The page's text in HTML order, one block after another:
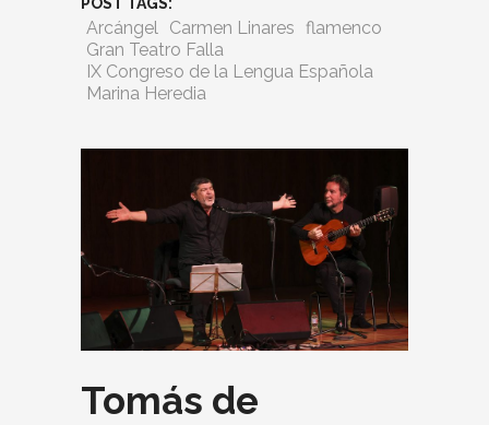
Arcángel Carmen Linares flamenco
Gran Teatro Falla
IX Congreso de la Lengua Española
Marina Heredia
Tomás de